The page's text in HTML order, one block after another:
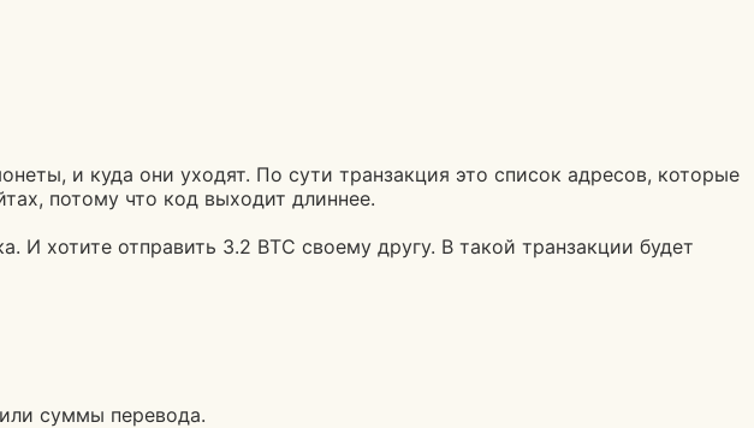
и куда они уходят. По сути транзакция это список адресов, которые
потому что код выходит длиннее.
И хотите отправить 3.2 BTC своему другу. В такой транзакции будет
суммы перевода.